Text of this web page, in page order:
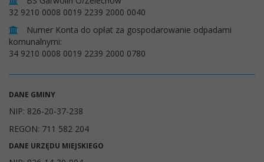
32 9210 0008 0019 2239 2000 0040
Numer Konta do opłat za gospodarowanie odpadami
komunalnymi:
34 9210 0008 0019 2239 2000 0780
DANE GMINY
NIP: 826-20-37-238
REGON: 711 582 204
DANE URZĘDU MIEJSKIEGO